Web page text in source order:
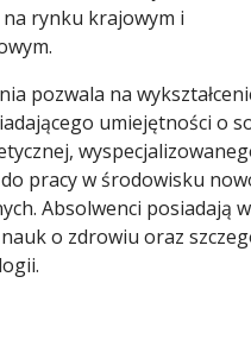
rynku krajowym i
pozwala na
umiejętności o
pracy w środowisku
Absolwenci posiadają
o zdrowiu oraz